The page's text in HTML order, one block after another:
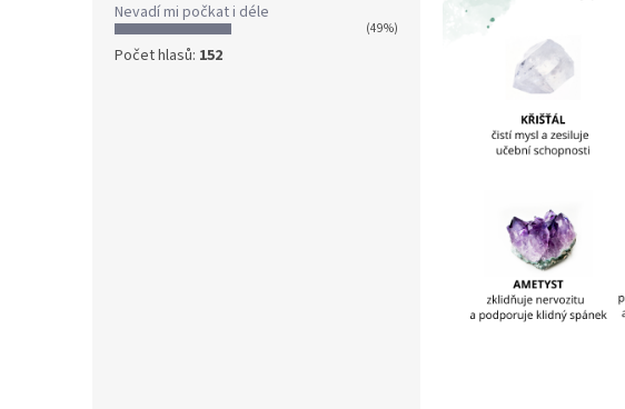
Nevadí mi počkat i déle
(49%)
Počet hlasů: 152